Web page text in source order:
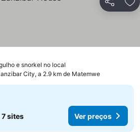
Partilhar
e snorkel no local
City, a 2.9 km de Matemwe
7 sites Ver preços